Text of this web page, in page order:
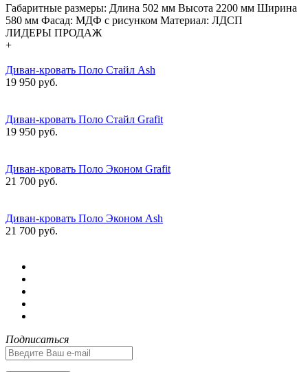
Габаритные размеры: Длина 502 мм Высота 2200 мм Ширина
580 мм Фасад: МДФ с рисунком Материал: ЛДСП
ЛИДЕРЫ ПРОДАЖ
+
Диван-кровать Поло Стайл Ash
19 950 руб.
Диван-кровать Поло Стайл Grafit
19 950 руб.
Диван-кровать Поло Эконом Grafit
21 700 руб.
Диван-кровать Поло Эконом Ash
21 700 руб.
Подписаться